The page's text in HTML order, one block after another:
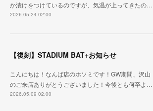
か漬けをつけているのですが、気温が上ってきたの…
2026.05.24 02:00
【復刻】STADIUM BAT+お知らせ
こんにちは！なんば店のホソミです！GW期間、沢山
のご来店ありがとうございました！今後とも何卒よ…
2026.05.09 02:00